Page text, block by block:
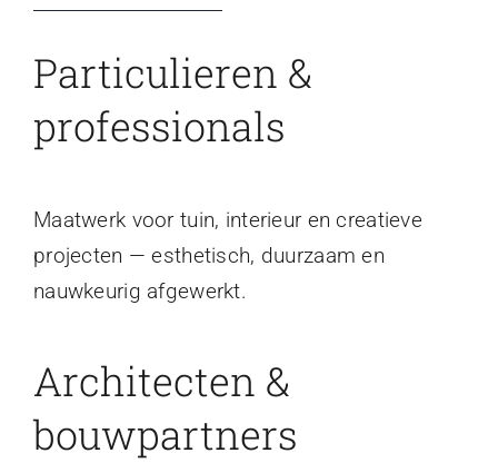
Particulieren &
professionals
Maatwerk voor tuin, interieur en creatieve
projecten — esthetisch, duurzaam en
nauwkeurig afgewerkt.
Architecten &
bouwpartners